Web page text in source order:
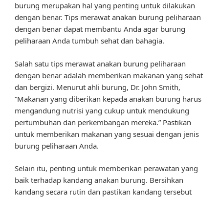
burung merupakan hal yang penting untuk dilakukan
dengan benar. Tips merawat anakan burung peliharaan
dengan benar dapat membantu Anda agar burung
peliharaan Anda tumbuh sehat dan bahagia.
Salah satu tips merawat anakan burung peliharaan
dengan benar adalah memberikan makanan yang sehat
dan bergizi. Menurut ahli burung, Dr. John Smith,
“Makanan yang diberikan kepada anakan burung harus
mengandung nutrisi yang cukup untuk mendukung
pertumbuhan dan perkembangan mereka.” Pastikan
untuk memberikan makanan yang sesuai dengan jenis
burung peliharaan Anda.
Selain itu, penting untuk memberikan perawatan yang
baik terhadap kandang anakan burung. Bersihkan
kandang secara rutin dan pastikan kandang tersebut